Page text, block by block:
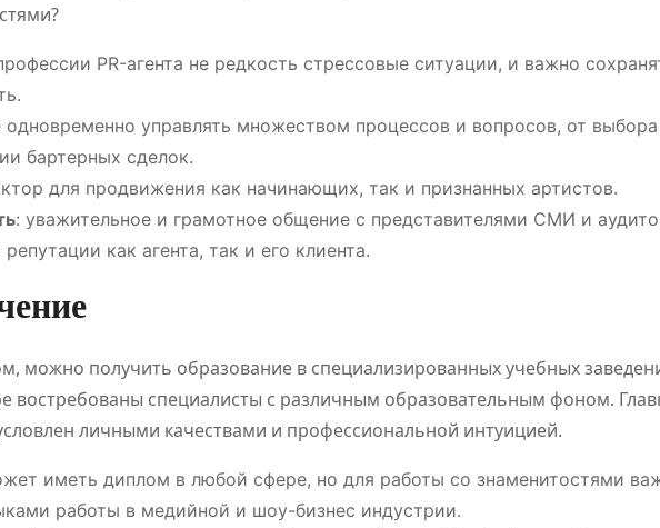
PR-агента не редкость стрессовые ситуации, и важно
одновременно управлять множеством процессов и вопросов, от
бартерных сделок.
для продвижения как начинающих, так и признанных артистов.
: уважительное и грамотное общение с представителями СМИ и
как агента, так и его клиента.
можно получить образование в специализированных учебных
востребованы специалисты с различным образовательным фоном.
личными качествами и профессиональной интуицией.
иметь диплом в любой сфере, но для работы со знаменитостями
работы в медийной и шоу-бизнес индустрии.
Классификац
ия онлайн-
игр
становится
основой
нового
регулировани
я рынка
Июл 21, 2026
Абдуалиев
платформы
для
развлечений
и спортивных
Жанатхан
Кайрат